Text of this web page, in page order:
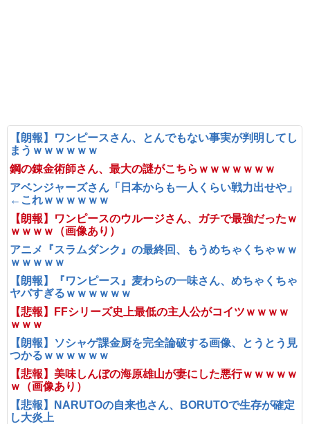
【朗報】ワンピースさん、とんでもない事実が判明してし
まうｗｗｗｗｗｗ
鋼の錬金術師さん、最大の謎がこちらｗｗｗｗｗｗｗ
アベンジャーズさん「日本からも一人くらい戦力出せや」
←これｗｗｗｗｗｗ
【朗報】ワンピースのウルージさん、ガチで最強だったｗ
ｗｗｗｗ（画像あり）
アニメ『スラムダンク』の最終回、もうめちゃくちゃｗｗ
ｗｗｗｗｗ
【朗報】『ワンピース』麦わらの一味さん、めちゃくちゃ
ヤバすぎるｗｗｗｗｗｗ
【悲報】FFシリーズ史上最低の主人公がコイツｗｗｗｗ
ｗｗｗ
【朗報】ソシャゲ課金厨を完全論破する画像、とうとう見
つかるｗｗｗｗｗｗ
【悲報】美味しんぼの海原雄山が妻にした悪行ｗｗｗｗｗ
ｗ（画像あり）
【悲報】NARUTOの自来也さん、BORUTOで生存が確定
し大炎上